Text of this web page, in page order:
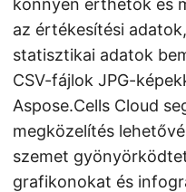
könnyen érthetők és
az értékesítési
statisztikai adatok
CSV-fájlok JPG-
Aspose.Cells Cloud
megközelítés
szemet
grafikonokat és